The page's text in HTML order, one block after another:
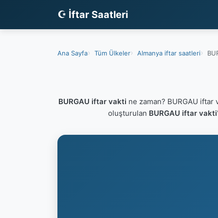
☪ İftar Saatleri
Ana Sayfa Tüm Ülkeler Almanya iftar saatleri
BURGAU iftar vakti ne zaman? BURGAU iftar
oluşturulan BURGAU iftar vakti